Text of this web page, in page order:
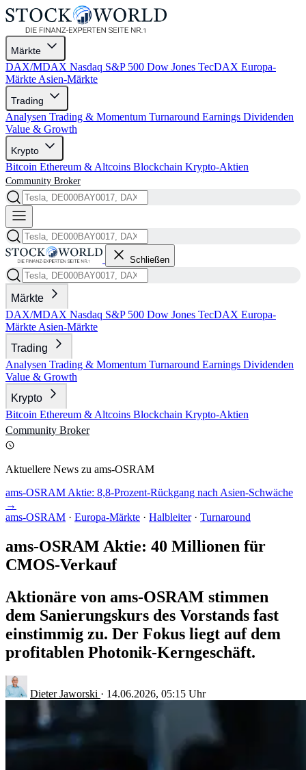
Märkte
DAX/MDAX Nasdaq S&P 500 Dow Jones TecDAX Europa-
Märkte Asien-Märkte
Trading
Analysen Trading & Momentum Turnaround Earnings Dividenden
Value & Growth
Krypto
Bitcoin Ethereum & Altcoins Blockchain Krypto-Aktien
Community Broker
Schließen
Märkte
DAX/MDAX Nasdaq S&P 500 Dow Jones TecDAX Europa-
Märkte Asien-Märkte
Trading
Analysen Trading & Momentum Turnaround Earnings Dividenden
Value & Growth
Krypto
Bitcoin Ethereum & Altcoins Blockchain Krypto-Aktien
Community Broker
Aktuellere News zu ams-OSRAM
ams-OSRAM Aktie: 8,8-Prozent-Rückgang nach Asien-Schwäche
→
ams-OSRAM · Europa-Märkte · Halbleiter · Turnaround
ams-OSRAM Aktie: 40 Millionen für
CMOS-Verkauf
Aktionäre von ams-OSRAM stimmen
dem Sanierungskurs des Vorstands fast
einstimmig zu. Der Fokus liegt auf dem
profitablen Photonik-Kerngeschäft.
Dieter Jaworski · 14.06.2026, 05:15 Uhr